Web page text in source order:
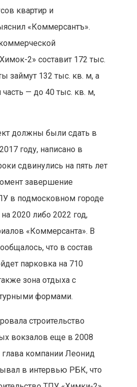
квартир и
«Коммерсантъ».
2» составит 172 тыс.
займут 132 тыс. кв. м, а
— до 40 тыс. кв. м,
должны были сдать в
году, написано в
сдвинулись на пять лет
завершение
в подмосковном городе
2020 либо 2022 год,
«Коммерсанта». В
что в состав
парковка на 710
зона отдыха с
формами.
строительство
вокзалов еще в 2008
глава компании Леонид
в интервью РБК, что